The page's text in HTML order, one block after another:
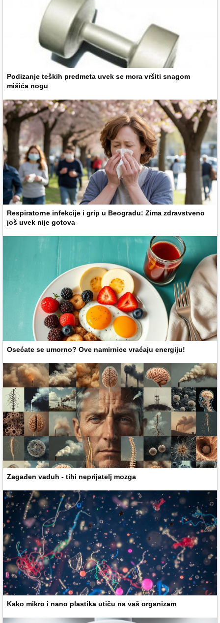
Podizanje teških predmeta uvek se mora vršiti snagom
mišića nogu
Respiratorne infekcije i grip u Beogradu: Zima zdravstveno
još uvek nije gotova
Osećate se umorno? Ove namirnice vraćaju energiju!
Zagađen vaduh - tihi neprijatelj mozga
Kako mikro i nano plastika utiču na vaš organizam